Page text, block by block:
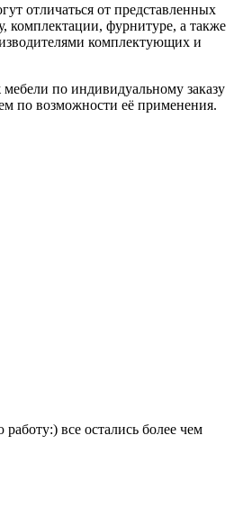
отличаться от представленных
комплектации, фурнитуре, а также
комплектующих и
по индивидуальному заказу
по возможности её применения.
все остались более чем